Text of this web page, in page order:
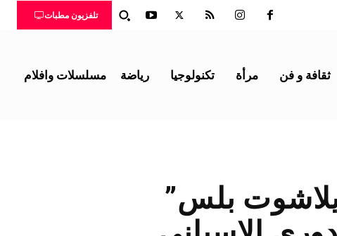
تلفزيون مطبات
ثقافة و فن مرأة تكنولوجيا رياضة مسلسلات وافلام
بلس”